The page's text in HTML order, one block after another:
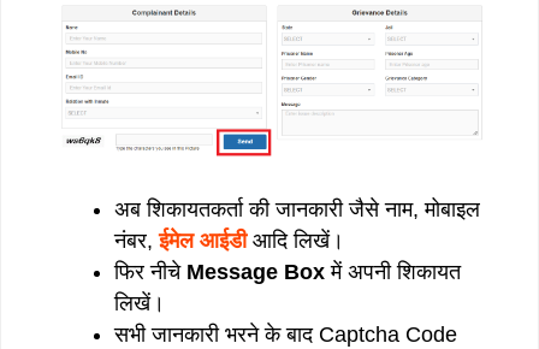
अब शिकायतकर्ता की जानकारी जैसे नाम, मोबाइल
नंबर,ईमेल आईडीआदि लिखें।
फिर नीचे Message Box में अपनी शिकायत
लिखें।
सभी जानकारी भरने के बाद Captcha Code